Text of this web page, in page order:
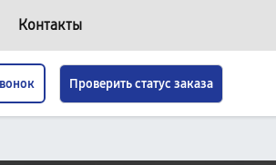
Контакты
Проверить статус заказа